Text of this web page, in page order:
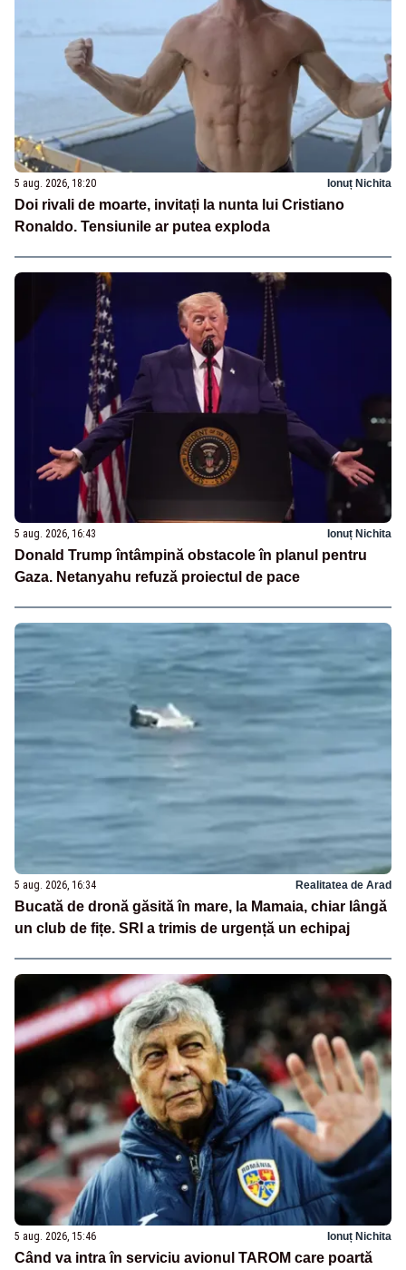
5 aug. 2026, 18:20 Ionuț Nichita
Doi rivali de moarte, invitați la nunta lui Cristiano
Ronaldo. Tensiunile ar putea exploda
5 aug. 2026, 16:43 Ionuț Nichita
Donald Trump întâmpină obstacole în planul pentru
Gaza. Netanyahu refuză proiectul de pace
5 aug. 2026, 16:34 Realitatea de Arad
Bucată de dronă găsită în mare, la Mamaia, chiar lângă
un club de fițe. SRI a trimis de urgență un echipaj
5 aug. 2026, 15:46 Ionuț Nichita
Când va intra în serviciu avionul TAROM care poartă